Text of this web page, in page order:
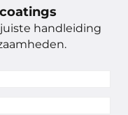
handleiding